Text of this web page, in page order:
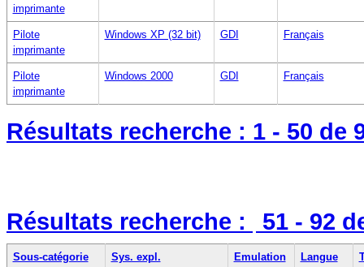
imprimante
Pilote
imprimante
Windows XP (32 bit) GDI Français
Pilote
imprimante
Windows 2000 GDI Français
Résultats recherche : 1 - 50 de
Résultats recherche : 51 - 92
Sous-catégorie Sys. expl. Emulation Langue